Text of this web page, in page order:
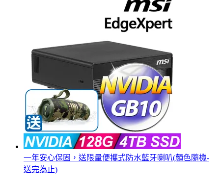
一年安心保固，送限量便攜式防水藍牙喇叭(顏色隨機-
送完為止)